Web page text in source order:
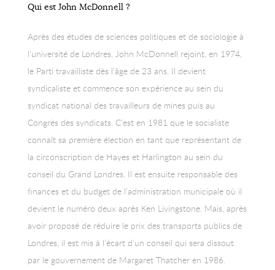
Qui est John McDonnell ?
Après des études de sciences politiques et de sociologie à
l’université de Londres, John McDonnell rejoint, en 1974,
le Parti travailliste dès l’âge de 23 ans. Il devient
syndicaliste et commence son expérience au sein du
syndicat national des travailleurs de mines puis au
Congrès des syndicats. C’est en 1981 que le socialiste
connaît sa première élection en tant que représentant de
la circonscription de Hayes et Harlington au sein du
conseil du Grand Londres. Il est ensuite responsable des
finances et du budget de l’administration municipale où il
devient le numéro deux après Ken Livingstone. Mais, après
avoir proposé de réduire le prix des transports publics de
Londres, il est mis à l’écart d’un conseil qui sera dissout
par le gouvernement de Margaret Thatcher en 1986.